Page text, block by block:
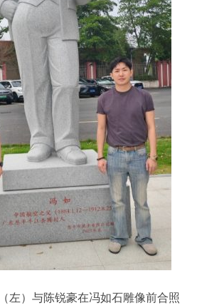
左）与陈锐豪在冯如石雕像前合照